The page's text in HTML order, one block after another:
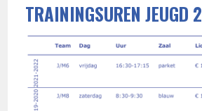
TRAININGSUREN